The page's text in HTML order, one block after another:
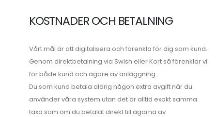
KOSTNADER OCH BETALNING
Vårt mål är att digitalisera och förenkla för dig som kund.
Genom direktbetalning via Swish eller Kort så förenklar vi
för både kund och ägare av anläggning.
Du som kund betala aldrig någon extra avgift när du
använder våra system utan det är alltid exakt samma
taxa som om du betalat direkt till ägarna av